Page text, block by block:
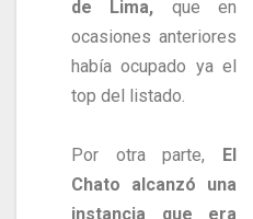
de Lima, que en
ocasiones anteriores
había ocupado ya el
top del listado.
Por otra parte, El
Chato alcanzó una
instancia que era